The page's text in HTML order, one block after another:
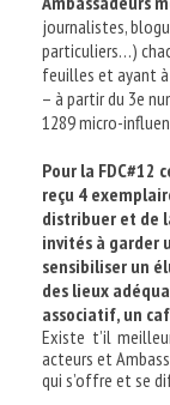
journalistes,
particuliers…)
feuilles et ayant
– à partir du 3e
1289 micro-
Pour la FDC#12
reçu 4
distribuer et de
invités à garder
sensibiliser un
des lieux
associatif, un
Existe t’il
acteurs et
qui s’offre et se